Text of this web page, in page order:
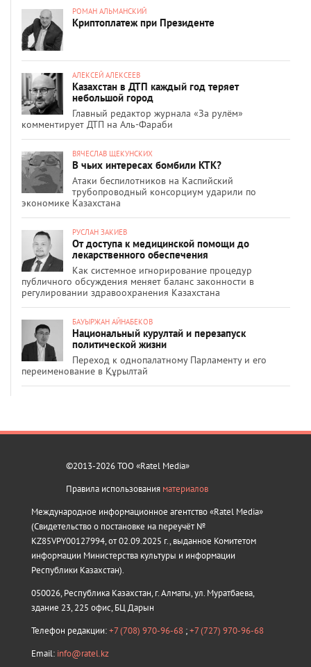
РОМАН АЛЬМАНСКИЙ
Криптоплатеж при Президенте
АЛЕКСЕЙ АЛЕКСЕЕВ
Казахстан в ДТП каждый год теряет
небольшой город
Главный редактор журнала «За рулём»
комментирует ДТП на Аль-Фараби
ВЯЧЕСЛАВ ЩЕКУНСКИХ
В чьих интересах бомбили КТК?
Атаки беспилотников на Каспийский
трубопроводный консорциум ударили по
экономике Казахстана
РУСЛАН ЗАКИЕВ
От доступа к медицинской помощи до
лекарственного обеспечения
Как системное игнорирование процедур
публичного обсуждения меняет баланс законности в
регулировании здравоохранения Казахстана
БАУЫРЖАН АЙНАБЕКОВ
Национальный курултай и перезапуск
политической жизни
Переход к однопалатному Парламенту и его
переименование в Құрылтай
©2013-2026 ТОО «Ratel Media»
Правила использования материалов
Международное информационное агентство «Ratel Media»
(Свидетельство о постановке на переучёт №
KZ85VPY00127994, от 02.09.2025 г., выданное Комитетом
информации Министерства культуры и информации
Республики Казахстан).
050026, Республика Казахстан, г. Алматы, ул. Муратбаева,
здание 23, 225 офис, БЦ Дарын
Телефон редакции:+7 (708) 970-96-68 ;+7 (727) 970-96-68
Email: info@ratel.kz